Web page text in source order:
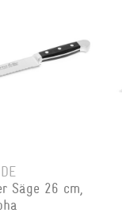
Säge 26 cm,